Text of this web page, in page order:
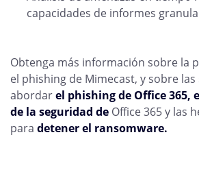
capacidades de informes
Obtenga más información sobre la
el phishing de Mimecast, y sobre
abordarel phishing de Office 365,
de la seguridad de Office 365 y las
para detener el ransomware.